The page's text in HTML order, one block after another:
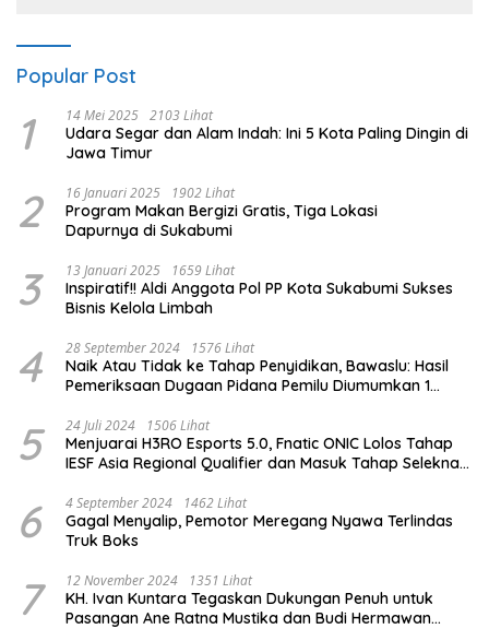
Popular Post
1 14 Mei 2025 2103 Lihat
Udara Segar dan Alam Indah: Ini 5 Kota Paling Dingin di
Jawa Timur
2 16 Januari 2025 1902 Lihat
Program Makan Bergizi Gratis, Tiga Lokasi
Dapurnya di Sukabumi
3 13 Januari 2025 1659 Lihat
Inspiratif!! Aldi Anggota Pol PP Kota Sukabumi Sukses
Bisnis Kelola Limbah
4 28 September 2024 1576 Lihat
Naik Atau Tidak ke Tahap Penyidikan, Bawaslu: Hasil
Pemeriksaan Dugaan Pidana Pemilu Diumumkan 1
5 24 Juli 2024 1506 Lihat
Menjuarai H3RO Esports 5.0, Fnatic ONIC Lolos Tahap
IESF Asia Regional Qualifier dan Masuk Tahap Seleknas
6 4 September 2024 1462 Lihat
Gagal Menyalip, Pemotor Meregang Nyawa Terlindas
Truk Boks
7 12 November 2024 1351 Lihat
KH. Ivan Kuntara Tegaskan Dukungan Penuh untuk
Pasangan Ane Ratna Mustika dan Budi Hermawan